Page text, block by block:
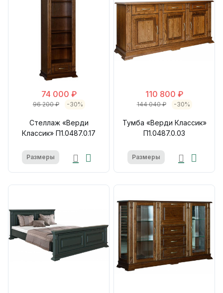
74 000 ₽
96 200 ₽ -30%
Стеллаж «Верди
Классик» П1.0487.0.17
Размеры
110 800 ₽
144 040 ₽ -30%
Тумба «Верди Классик»
П1.0487.0.03
Размеры